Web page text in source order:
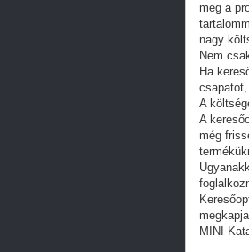
meg a
nagy
Nem
Ha
A
A
még
MINI